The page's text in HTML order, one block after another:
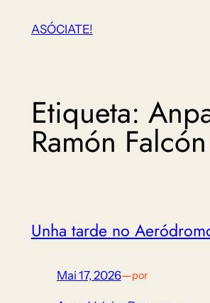
ASÓCIATE!
Etiqueta:
Ramón Falcón
Unha tarde no
Mai 17, 2026—por